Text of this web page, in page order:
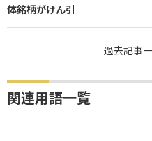
体銘柄がけん引
過去記事
関連用語一覧